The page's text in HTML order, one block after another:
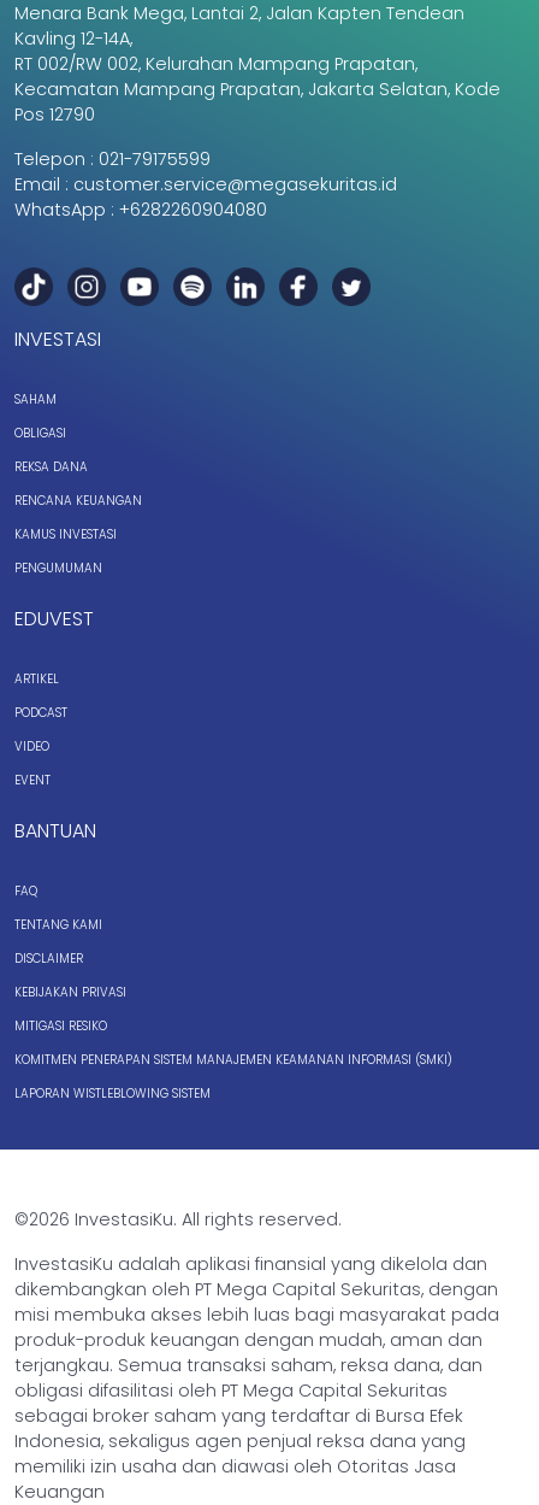
Menara Bank Mega, Lantai 2, Jalan Kapten Tendean
Kavling 12-14A,
RT 002/RW 002, Kelurahan Mampang Prapatan,
Kecamatan Mampang Prapatan, Jakarta Selatan, Kode
Pos 12790
Telepon : 021-79175599
Email : customer.service@megasekuritas.id
WhatsApp : +6282260904080
INVESTASI
SAHAM
OBLIGASI
REKSA DANA
RENCANA KEUANGAN
KAMUS INVESTASI
PENGUMUMAN
EDUVEST
ARTIKEL
PODCAST
VIDEO
EVENT
BANTUAN
FAQ
TENTANG KAMI
DISCLAIMER
KEBIJAKAN PRIVASI
MITIGASI RESIKO
KOMITMEN PENERAPAN SISTEM MANAJEMEN KEAMANAN INFORMASI (SMKI)
LAPORAN WISTLEBLOWING SISTEM
©2026 InvestasiKu. All rights reserved.
InvestasiKu adalah aplikasi finansial yang dikelola dan
dikembangkan oleh PT Mega Capital Sekuritas, dengan
misi membuka akses lebih luas bagi masyarakat pada
produk-produk keuangan dengan mudah, aman dan
terjangkau. Semua transaksi saham, reksa dana, dan
obligasi difasilitasi oleh PT Mega Capital Sekuritas
sebagai broker saham yang terdaftar di Bursa Efek
Indonesia, sekaligus agen penjual reksa dana yang
memiliki izin usaha dan diawasi oleh Otoritas Jasa
Keuangan